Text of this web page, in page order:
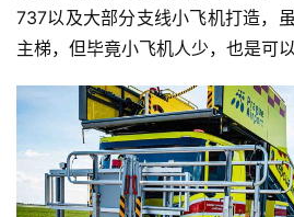
737以及大部分支线小飞机打造，
主梯，但毕竟小飞机人少，也是可以